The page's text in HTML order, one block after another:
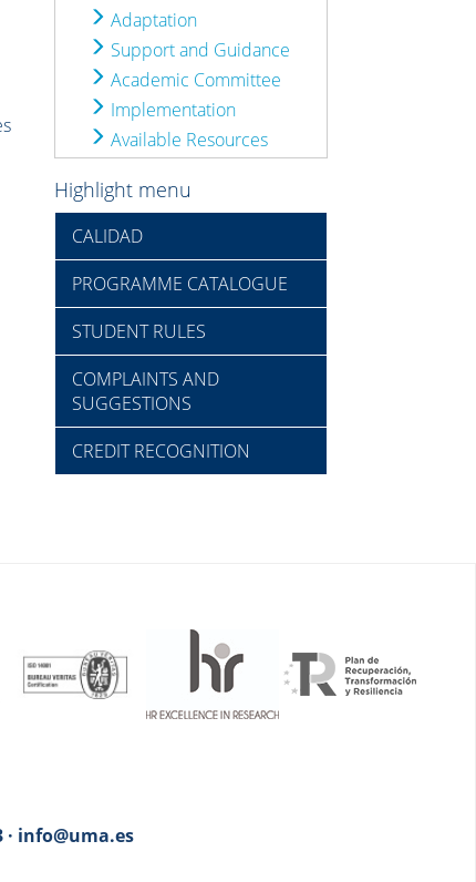
Adaptation
Support and Guidance
Academic Committee
Implementation
Available Resources
Highlight menu
CALIDAD
PROGRAMME CATALOGUE
STUDENT RULES
COMPLAINTS AND
SUGGESTIONS
CREDIT RECOGNITION
· info@uma.es